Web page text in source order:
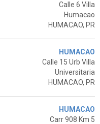
Calle 6 Villa
Humacao
HUMACAO, PR
HUMACAO
Calle 15 Urb Villa
Universitaria
HUMACAO, PR
HUMACAO
Carr 908 Km 5